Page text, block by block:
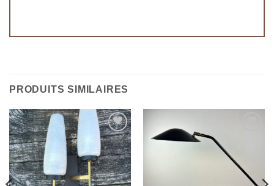
PRODUITS SIMILAIRES
Ajouter
à la
wishlist